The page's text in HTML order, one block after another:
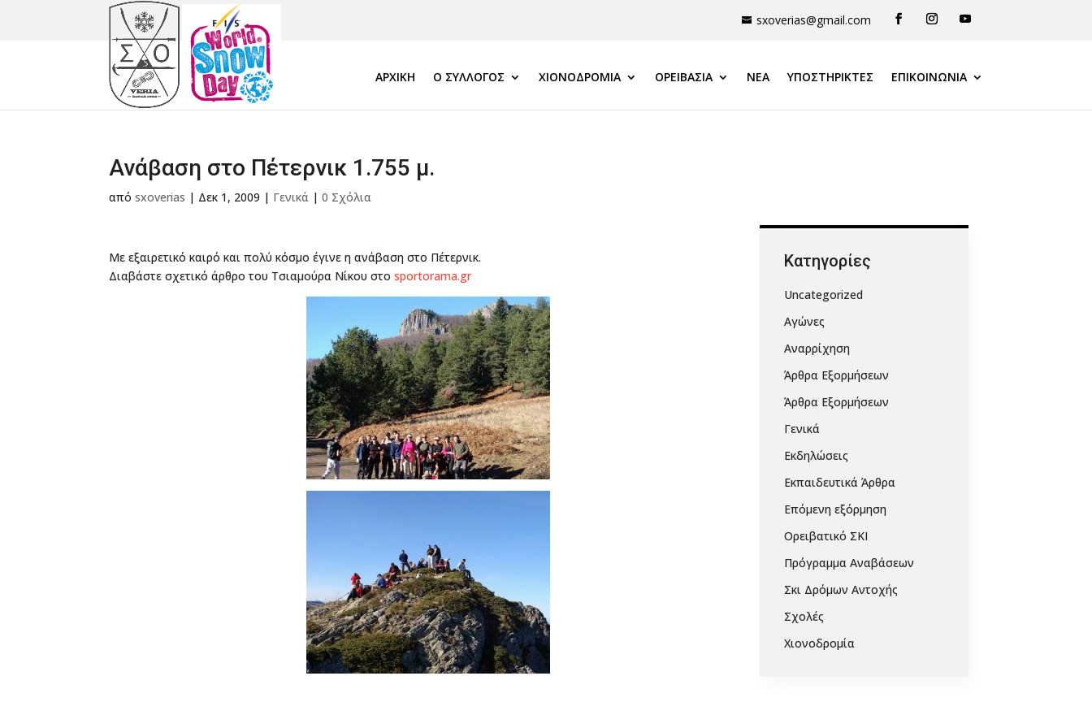
sxoverias@gmail.com
ΑΡΧΙΚΗ Ο ΣΎΛΛΟΓΟΣ ΧΙΟΝΟΔΡΟΜΊΑ ΟΡΕΙΒΑΣΊΑ ΝΕΑ ΥΠΟΣΤΗΡΙΚΤΈΣ ΕΠΙΚΟΙΝΩΝΙΑ
Ανάβαση στο Πέτερνικ 1.755 μ.
απόsxoverias | Δεκ 1, 2009 | Γενικά |0 Σχόλια
Με εξαιρετικό καιρό και πολύ κόσμο έγινε η ανάβαση στο Πέτερνικ.
Διαβάστε σχετικό άρθρο του Τσιαμούρα Νίκου στοsportorama.gr
Kατηγορίες
Uncategorized
Αγώνες
Αναρρίχηση
Άρθρα Εξορμήσεων
Άρθρα Εξορμήσεων
Γενικά
Εκδηλώσεις
Εκπαιδευτικά Άρθρα
Επόμενη εξόρμηση
Ορειβατικό ΣΚΙ
Πρόγραμμα Αναβάσεων
Σκι Δρόμων Αντοχής
Σχολές
Χιονοδρομία